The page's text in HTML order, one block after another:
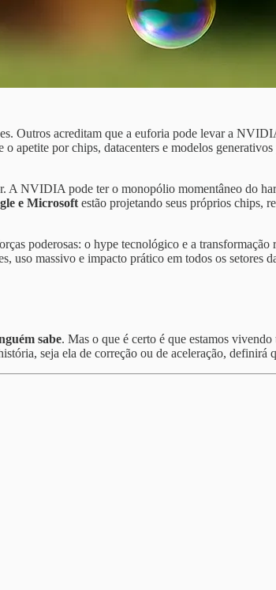
Outros acreditam que a euforia pode levar a
apetite por chips, datacenters e modelos
A NVIDIA pode ter o monopólio momentâneo do
e Microsoft estão projetando seus próprios chips,
poderosas: o hype tecnológico e a
uso massivo e impacto prático em todos os setores
sabe. Mas o que é certo é que estamos
seja ela de correção ou de aceleração,